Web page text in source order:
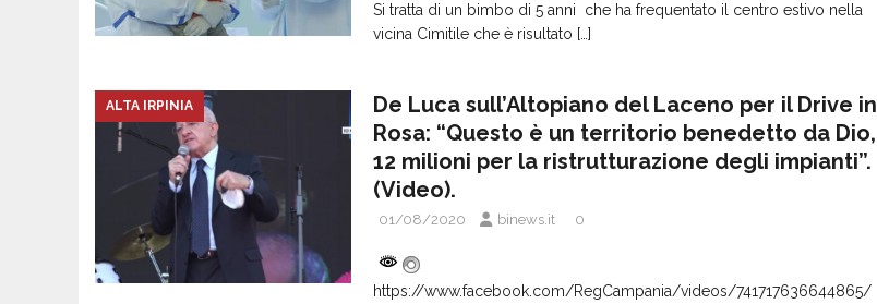
Si tratta di un bimbo di 5 anni che ha frequentato il centro estivo nella
vicina Cimitile che è risultato […]
ALTA IRPINIA
De Luca sull’Altopiano del Laceno per il Drive in
Rosa: “Questo è un territorio benedetto da Dio,
12 milioni per la ristrutturazione degli impianti”.
(Video).
01/08/2020 binews.it 0
https://www.facebook.com/RegCampania/videos/741717636644865/